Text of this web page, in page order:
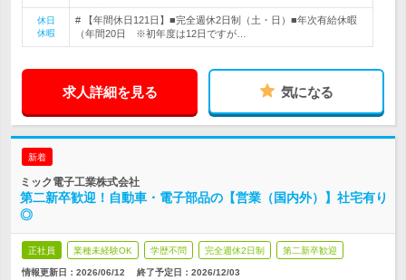
休日
休暇
# 【年間休日121日】■完全週休2日制（土・日）■年次有給休暇
（年間20日 ※初年度は12日ですが…
求人詳細を見る 気になる
新着
ミック電子工業株式会社
第二新卒歓迎！自動車・電子部品の【営業（国内外）】社宅有り
◎
正社員 業種未経験OK 学歴不問 完全週休2日制 第二新卒歓迎
情報更新日：2026/06/12 終了予定日： 2026/12/03